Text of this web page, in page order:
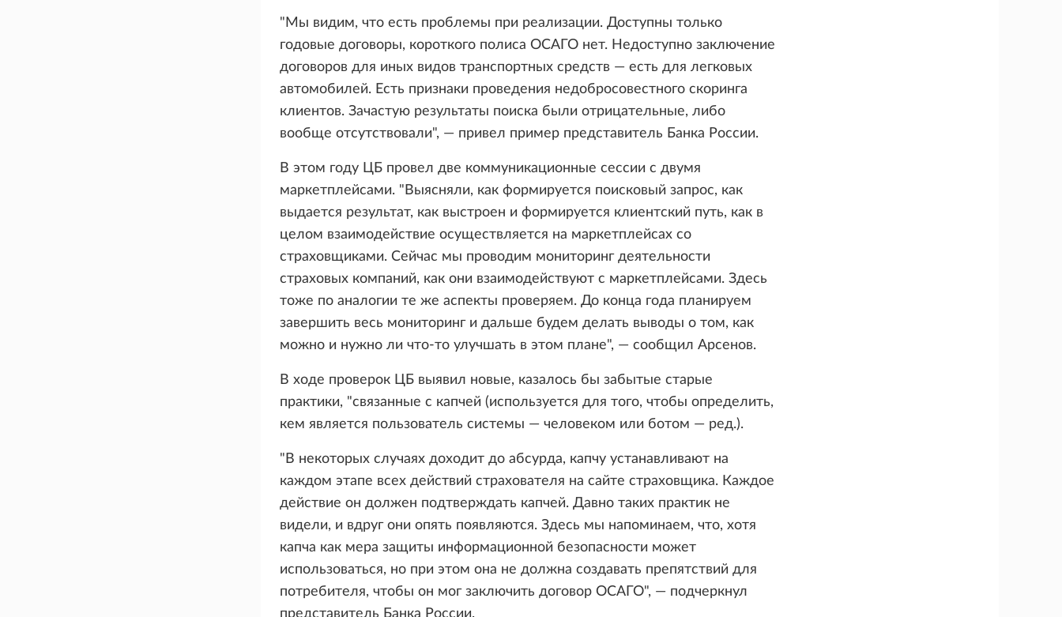
"Мы видим, что есть проблемы при реализации. Доступны только
годовые договоры, короткого полиса ОСАГО нет. Недоступно заключение
договоров для иных видов транспортных средств — есть для легковых
автомобилей. Есть признаки проведения недобросовестного скоринга
клиентов. Зачастую результаты поиска были отрицательные, либо
вообще отсутствовали", — привел пример представитель Банка России.
В этом году ЦБ провел две коммуникационные сессии с двумя
маркетплейсами. "Выясняли, как формируется поисковый запрос, как
выдается результат, как выстроен и формируется клиентский путь, как в
целом взаимодействие осуществляется на маркетплейсах со
страховщиками. Сейчас мы проводим мониторинг деятельности
страховых компаний, как они взаимодействуют с маркетплейсами. Здесь
тоже по аналогии те же аспекты проверяем. До конца года планируем
завершить весь мониторинг и дальше будем делать выводы о том, как
можно и нужно ли что-то улучшать в этом плане", — сообщил Арсенов.
В ходе проверок ЦБ выявил новые, казалось бы забытые старые
практики, "связанные с капчей (используется для того, чтобы определить,
кем является пользователь системы — человеком или ботом — ред.).
"В некоторых случаях доходит до абсурда, капчу устанавливают на
каждом этапе всех действий страхователя на сайте страховщика. Каждое
действие он должен подтверждать капчей. Давно таких практик не
видели, и вдруг они опять появляются. Здесь мы напоминаем, что, хотя
капча как мера защиты информационной безопасности может
использоваться, но при этом она не должна создавать препятствий для
потребителя, чтобы он мог заключить договор ОСАГО", — подчеркнул
представитель Банка России.